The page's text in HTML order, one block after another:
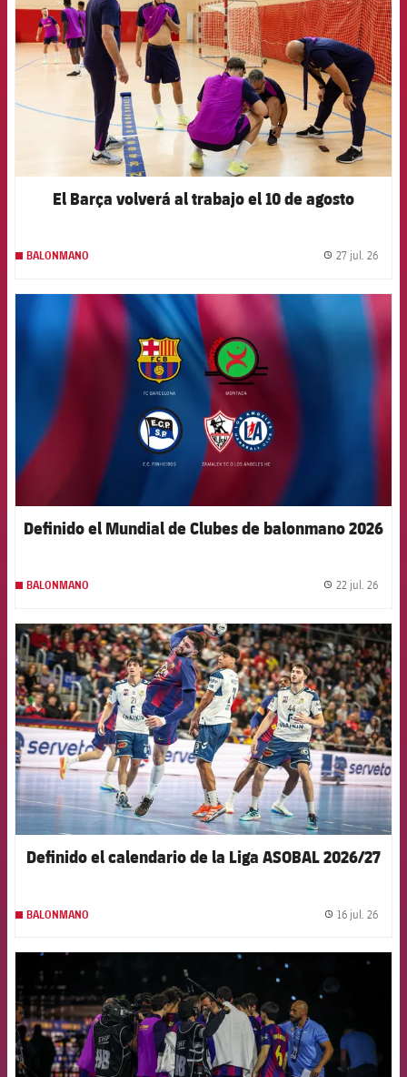
El Barça volverá al trabajo el 10 de agosto
BALONMANO 27 jul. 26
FCB Barcelona badge
Definido el Mundial de Clubes de balonmano 2026
BALONMANO 22 jul. 26
FCB Barcelona badge
Definido el calendario de la Liga ASOBAL 2026/27
BALONMANO 16 jul. 26
FCB Barcelona badge